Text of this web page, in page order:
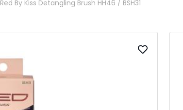
Red By Kiss Detangling Brush HH46 / BSH31